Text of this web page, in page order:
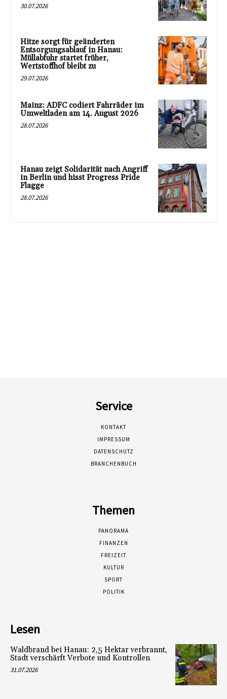
30.07.2026
Hitze sorgt für geänderten
Entsorgungsablauf in Hanau:
Müllabfuhr startet früher,
Wertstoffhof bleibt zu
29.07.2026
Mainz: ADFC codiert Fahrräder im
Umweltladen am 14. August 2026
28.07.2026
Hanau zeigt Solidarität nach Angriff
in Berlin und hisst Progress Pride
Flagge
28.07.2026
Service
KONTAKT
IMPRESSUM
DATENSCHUTZ
BRANCHENBUCH
Themen
PANORAMA
FINANZEN
FREIZEIT
KULTUR
SPORT
POLITIK
Lesen
Waldbrand bei Hanau: 2,5 Hektar verbrannt,
Stadt verschärft Verbote und Kontrollen
31.07.2026